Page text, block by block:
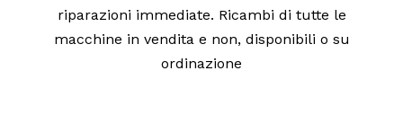
riparazioni immediate. Ricambi di tutte le
macchine in vendita e non, disponibili o su
ordinazione